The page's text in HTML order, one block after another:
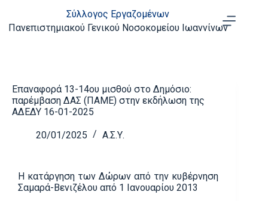
Σύλλογος Εργαζομένων
Πανεπιστημιακού Γενικού Νοσοκομείου Ιωαννίνων
Επαναφορά 13-14ου μισθού στο Δημόσιo:
παρέμβαση ΔΑΣ (ΠΑΜΕ) στην εκδήλωση της
ΑΔΕΔΥ 16-01-2025
20/01/2025 Α.Σ.Υ.
Η κατάργηση των Δώρων από την κυβέρνηση
Σαμαρά-Βενιζέλου από 1 Ιανουαρίου 2013